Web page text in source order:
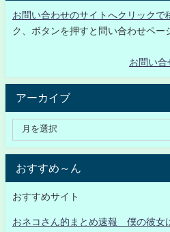
お問い合わせのサイトへクリックで
ク、ボタンを押すと問い合わせペー
お問い合
アーカイブ
おすすめ～ん
おすすめサイト
おネコさん的まとめ速報 僕の彼女